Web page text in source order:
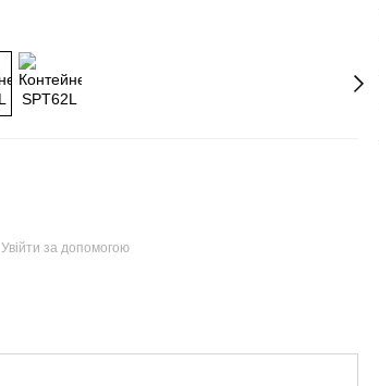
Увійти за допомогою